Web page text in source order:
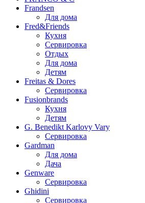
Frandsen
Для дома
Fred&Friends
Кухня
Сервировка
Отдых
Для дома
Детям
Freitas & Dores
Сервировка
Fusionbrands
Кухня
Детям
G. Benedikt Karlovy Vary
Сервировка
Gardman
Для дома
Дача
Genware
Сервировка
Ghidini
Сервировка